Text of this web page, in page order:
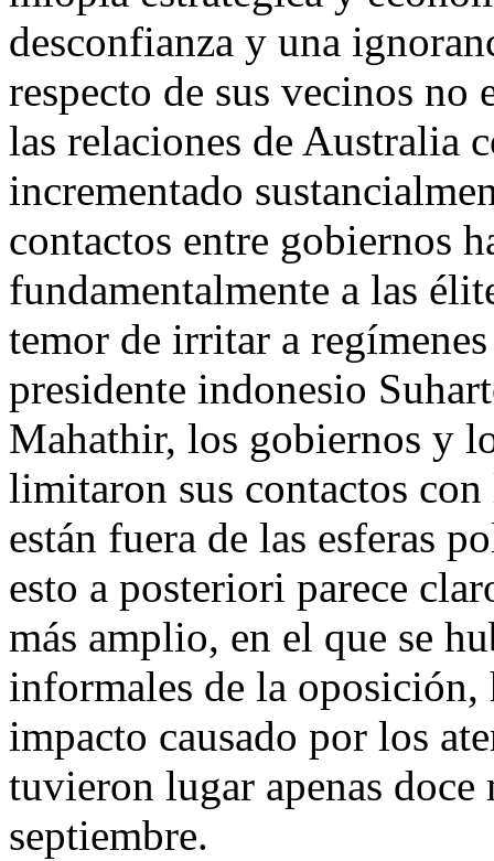
desconfianza y una
respecto de sus vecinos no
las relaciones de Australia
incrementado
contactos entre gobiernos
fundamentalmente a las
temor de irritar a
presidente indonesio
Mahathir, los gobiernos y
limitaron sus contactos
están fuera de las esferas
esto a posteriori parece
más amplio, en el que se
informales de la
impacto causado por los
tuvieron lugar apenas doce
septiembre.